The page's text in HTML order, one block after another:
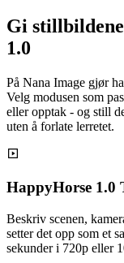
Gi
1.0
På Nana Image gjør
Velg modusen som
eller opptak - og still
uten å forlate lerretet.
HappyHorse 1.0
Beskriv scenen,
setter det opp som et
sekunder i 720p eller